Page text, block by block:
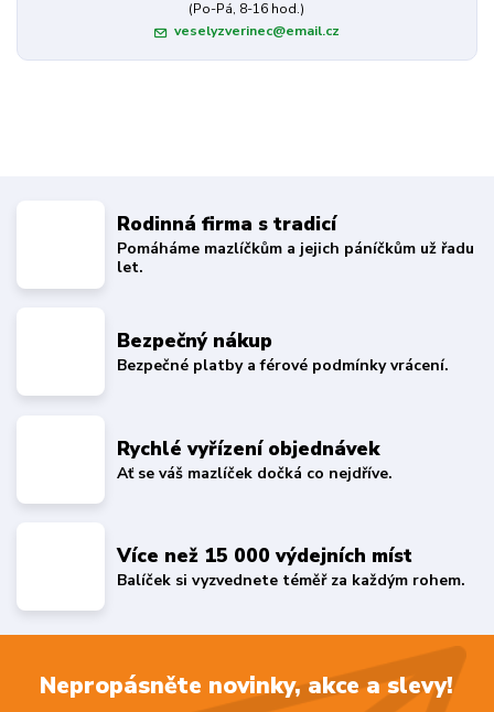
(Po-Pá, 8-16 hod.)
veselyzverinec@email.cz
Rodinná firma s tradicí
Pomáháme mazlíčkům a jejich páníčkům už řadu
let.
Bezpečný nákup
Bezpečné platby a férové podmínky vrácení.
Rychlé vyřízení objednávek
Ať se váš mazlíček dočká co nejdříve.
Více než 15 000 výdejních míst
Balíček si vyzvednete téměř za každým rohem.
Nepropásněte novinky, akce a slevy!